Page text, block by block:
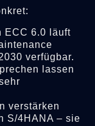
ECC 6.0 läuft
verfügbar.
lassen
verstärken
S/4HANA – sie